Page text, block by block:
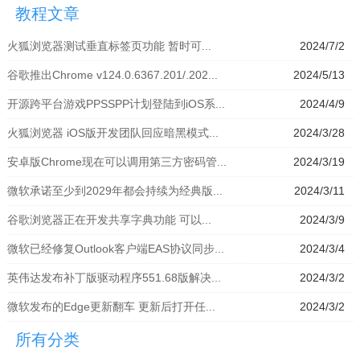
拟器」
教程文章
2024/7/2
火狐浏览器测试垂直标签页功能 暂时可...
2024/5/13
谷歌推出Chrome v124.0.6367.201/.202...
2024/4/9
开源跨平台游戏PPSSPP计划登陆到iOS系...
2024/3/28
火狐浏览器 iOS版开发团队回应暗黑模式...
2024/3/19
安卓版Chrome现在可以调用第三方密码管...
2024/3/11
微软承诺至少到2029年都会持续为经典版...
2024/3/9
谷歌浏览器正在开发共享字典功能 可以...
2024/3/4
微软已经修复Outlook客户端EAS协议同步...
2024/3/2
英伟达发布补丁版驱动程序551.68版解决...
2024/3/2
微软发布的Edge更新翻车 更新后打开任...
所有分类